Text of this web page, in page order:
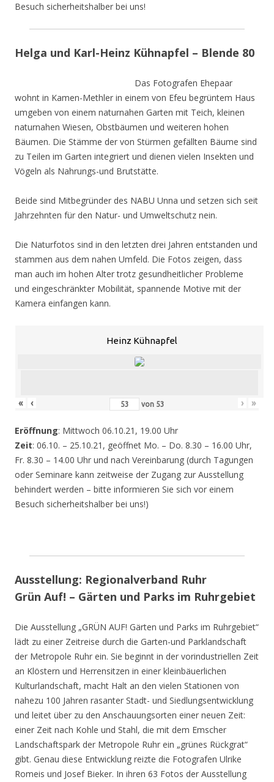
Besuch sicherheitshalber bei uns!
Helga und Karl-Heinz Kühnapfel – Blende 80
Das Fotografen Ehepaar
wohnt in Kamen-Methler in einem von Efeu begrüntem Haus
umgeben von einem naturnahen Garten mit Teich, kleinen
naturnahen Wiesen, Obstbäumen und weiteren hohen
Bäumen. Die Stämme der von Stürmen gefällten Bäume sind
zu Teilen im Garten integriert und dienen vielen Insekten und
Vögeln als Nahrungs-und Brutstätte.
Beide sind Mitbegründer des NABU Unna und setzen sich seit
Jahrzehnten für den Natur- und Umweltschutz nein.
Die Naturfotos sind in den letzten drei Jahren entstanden und
stammen aus dem nahen Umfeld. Die Fotos zeigen, dass
man auch im hohen Alter trotz gesundheitlicher Probleme
und eingeschränkter Mobilität, spannende Motive mit der
Kamera einfangen kann.
Heinz Kühnapfel
« ‹ von 53 › »
Eröffnung: Mittwoch 06.10.21, 19.00 Uhr
Zeit: 06.10. – 25.10.21, geöffnet Mo. – Do. 8.30 – 16.00 Uhr,
Fr. 8.30 – 14.00 Uhr und nach Vereinbarung (durch Tagungen
oder Seminare kann zeitweise der Zugang zur Ausstellung
behindert werden – bitte informieren Sie sich vor einem
Besuch sicherheitshalber bei uns!)
Ausstellung: Regionalverband Ruhr
Grün Auf! – Gärten und Parks im Ruhrgebiet
Die Ausstellung „GRÜN AUF! Gärten und Parks im Ruhrgebiet“
lädt zu einer Zeitreise durch die Garten-und Parklandschaft
der Metropole Ruhr ein. Sie beginnt in der vorindustriellen Zeit
an Klöstern und Herrensitzen in einer kleinbäuerlichen
Kulturlandschaft, macht Halt an den vielen Stationen von
nahezu 100 Jahren rasanter Stadt- und Siedlungsentwicklung
und leitet über zu den Anschauungsorten einer neuen Zeit:
einer Zeit nach Kohle und Stahl, die mit dem Emscher
Landschaftspark der Metropole Ruhr ein „grünes Rückgrat“
gibt. Genau diese Entwicklung reizte die Fotografen Ulrike
Romeis und Josef Bieker. In ihren 63 Fotos der Ausstellung